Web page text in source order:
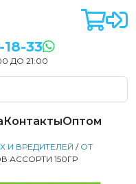
33
ДО 21:00
КонтактыОптом
И ВРЕДИТЕЛЕЙ / ОТ
АССОРТИ 150ГР